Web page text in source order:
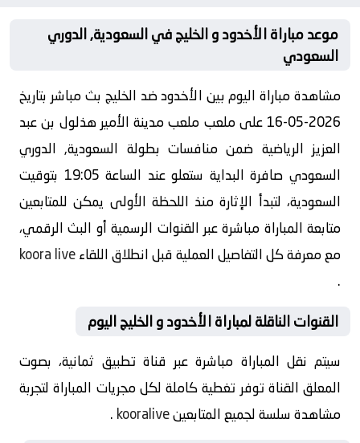
موعد مباراة الأخدود و الخليج في السعودية, الدوري
السعودي
مشاهدة مباراة اليوم بين الأخدود ضد الخليج بث مباشر بتاريخ
2026-05-16 على ملعب ملعب مدينة الأمير هذلول بن عبد
العزيز الرياضية ضمن منافسات بطولة السعودية, الدوري
السعودي صافرة البداية ستعلو عند الساعة 19:05 بتوقيت
السعودية، لتبدأ الإثارة منذ اللحظة الأولى يمكن للمتابعين
متابعة المباراة مباشرة عبر القنوات الرسمية أو البث الرقمي،
مع معرفة كل التفاصيل العملية قبل انطلاق اللقاءkoora live
.
القنوات الناقلة لمباراة الأخدود و الخليج اليوم
سيتم نقل المباراة مباشرة عبر قناة تطبيق ثمانية، بصوت
المعلق القناة توفر تغطية كاملة لكل مجريات المباراة لتجربة
مشاهدة سلسة لجميع المتابعينkooralive
.